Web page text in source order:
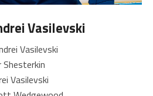
Vasilevski
Vasilevski
Vasilevski